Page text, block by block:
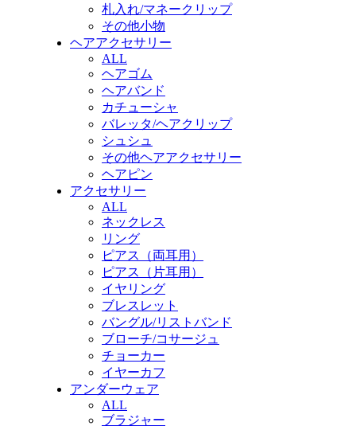
札入れ/マネークリップ
その他小物
ヘアアクセサリー
ALL
ヘアゴム
ヘアバンド
カチューシャ
バレッタ/ヘアクリップ
シュシュ
その他ヘアアクセサリー
ヘアピン
アクセサリー
ALL
ネックレス
リング
ピアス（両耳用）
ピアス（片耳用）
イヤリング
ブレスレット
バングル/リストバンド
ブローチ/コサージュ
チョーカー
イヤーカフ
アンダーウェア
ALL
ブラジャー